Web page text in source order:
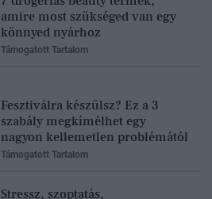
amire most szükséged van egy
könnyed nyárhoz
Támogatott Tartalom
Fesztiválra készülsz? Ez a 3
szabály megkímélhet egy
nagyon kellemetlen problémától
Támogatott Tartalom
Stressz, szoptatás,